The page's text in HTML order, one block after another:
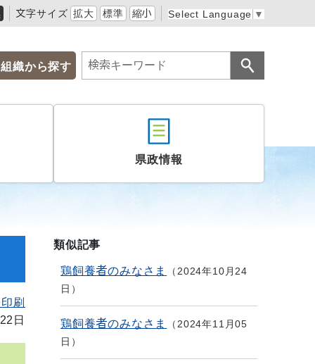
文字サイズ 拡大 標準 縮小 Select Language ▼
組織から探す
県政情報
刷
日
類似記事
鶏飼養者のみなさま
2024年10月24
日
鶏飼養者のみなさま
2024年11月05
日